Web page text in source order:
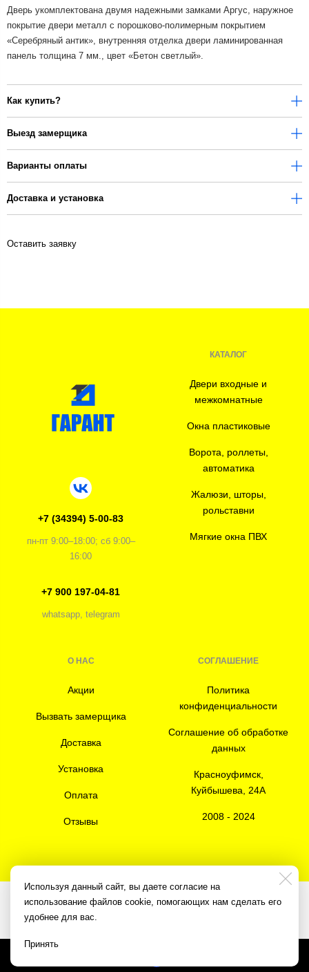
Используя данный сайт, вы даете согласие на
использование файлов cookie, помогающих нам сделать его
удобнее для вас.
Принять
Дверь укомплектована двумя надежными замками Аргус, наружное
покрытие двери металл с порошково-полимерным покрытием
«Серебряный антик», внутренняя отделка двери ламинированная
панель толщина 7 мм., цвет «Бетон светлый».
Как купить?
Выезд замерщика
Варианты оплаты
Доставка и установка
Оставить заявку
+7 (34394) 5-00-83
пн-пт 9:00–18:00; сб 9:00–
16:00
+7 900 197-04-81
whatsapp, telegram
КАТАЛОГ
Двери входные и
межкомнатные
Окна пластиковые
Ворота, роллеты,
автоматика
Жалюзи, шторы,
рольставни
Мягкие окна ПВХ
О НАС
Акции
Вызвать замерщика
Доставка
Установка
Оплата
Отзывы
СОГЛАШЕНИЕ
Политика
конфиденциальности
Соглашение об обработке
данных
Красноуфимск,
Куйбышева, 24А
2008 - 2024
Разработка сайта 3K Digital Studio